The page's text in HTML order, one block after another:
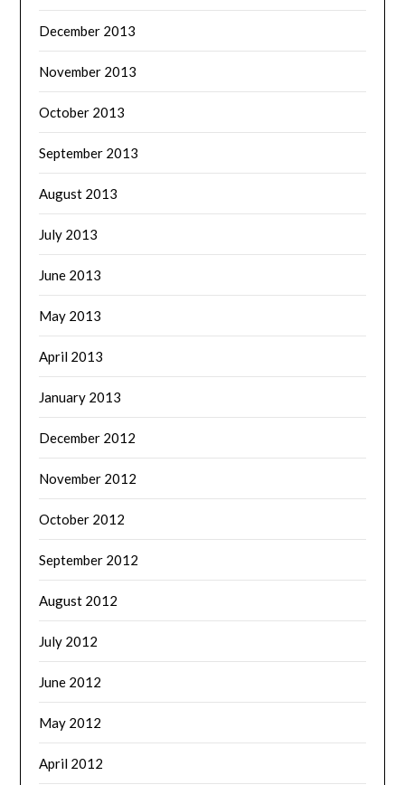
December 2013
November 2013
October 2013
September 2013
August 2013
July 2013
June 2013
May 2013
April 2013
January 2013
December 2012
November 2012
October 2012
September 2012
August 2012
July 2012
June 2012
May 2012
April 2012